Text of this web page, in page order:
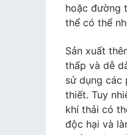
hoặc đường
thể có thể
Sản xuất
thấp và dễ
sử dụng các
thiết. Tuy
khí thải có
độc hại và